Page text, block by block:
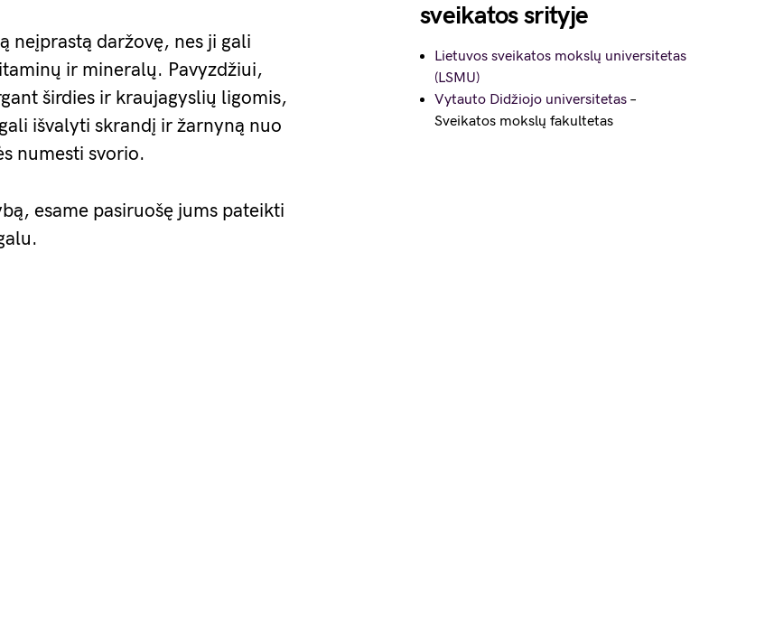
neįprastą daržovę, nes ji gali
ir mineralų. Pavyzdžiui,
širdies ir kraujagyslių ligomis,
išvalyti skrandį ir žarnyną nuo
numesti svorio.
esame pasiruošę jums pateikti
sveikatos srityje
Lietuvos sveikatos mokslų universitetas
(LSMU)
Vytauto Didžiojo universitetas –
Sveikatos mokslų fakultetas